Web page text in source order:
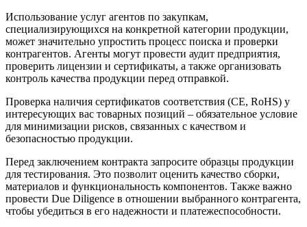
Использование услуг агентов по закупкам,
специализирующихся на конкретной категории продукции,
может значительно упростить процесс поиска и проверки
контрагентов. Агенты могут провести аудит предприятия,
проверить лицензии и сертификаты, а также организовать
контроль качества продукции перед отправкой.
Проверка наличия сертификатов соответствия (CE, RoHS) у
интересующих вас товарных позиций – обязательное условие
для минимизации рисков, связанных с качеством и
безопасностью продукции.
Перед заключением контракта запросите образцы продукции
для тестирования. Это позволит оценить качество сборки,
материалов и функциональность компонентов. Также важно
провести Due Diligence в отношении выбранного контрагента,
чтобы убедиться в его надежности и платежеспособности.